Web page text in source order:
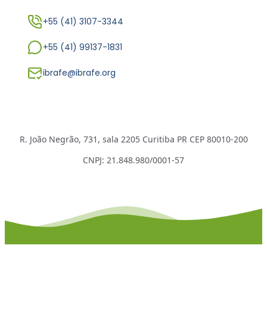
+55 (41) 3107-3344
+55 (41) 99137-1831
ibrafe@ibrafe.org
R. João Negrão, 731, sala 2205 Curitiba PR CEP 80010-200
CNPJ: 21.848.980/0001-57